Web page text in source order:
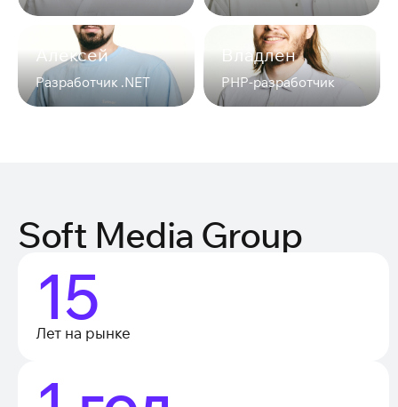
Алексей
Разработчик .NET
Владлен
PHP-разработчик
Soft Media Group
15
Лет на рынке